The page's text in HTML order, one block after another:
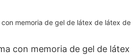
con memoria de gel de látex